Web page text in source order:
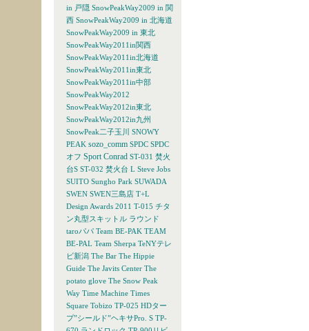
in 戸隠 SnowPeakWay2009 in 関
西 SnowPeakWay2009 in 北海道
SnowPeakWay2009 in 東北
SnowPeakWay2011in関西
SnowPeakWay2011in北海道
SnowPeakWay2011in東北
SnowPeakWay2011in中部
SnowPeakWay2012
SnowPeakWay2012in東北
SnowPeakWay2012in九州
SnowPeak二子玉川 SNOWY
PEAK sozo_comm SPDC SPDC
オフ Sport Conrad ST-031 焚火
台S ST-032 焚火台 L Steve Jobs
SUITO Sungho Park SUWADA
SWEN SWEN三島店 T+L
Design Awards 2011 T-015 チタ
ン丸型スキットル ラウンド
taroパパ Team BE-PAK TEAM
BE-PAL Team Sherpa TeNYテレ
ビ新潟 The Bar The Hippie
Guide The Javits Center The
potato glove The Snow Peak
Way Time Machine Times
Square Tobizo TP-025 HDター
プ”シールド”ヘキサPro. S TP-